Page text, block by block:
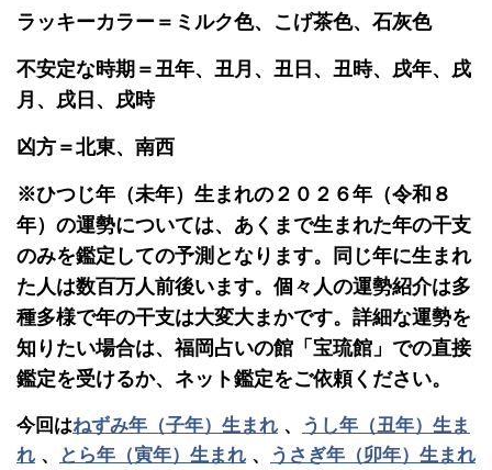
ラッキーカラー＝ミルク色、こげ茶色、石灰色
不安定な時期＝丑年、丑月、丑日、丑時、戌年、戌
月、戌日、戌時
凶方＝北東、南西
※ひつじ年（未年）生まれの２０２６年（令和８
年）の運勢については、あくまで生まれた年の干支
のみを鑑定しての予測となります。同じ年に生まれ
た人は数百万人前後います。個々人の運勢紹介は多
種多様で年の干支は大変大まかです。詳細な運勢を
知りたい場合は、福岡占いの館「宝琉館」での直接
鑑定を受けるか、ネット鑑定をご依頼ください。
今回はねずみ年（子年）生まれ 、
うし年（丑年）生ま
れ 、 とら年（寅年）生まれ 、
うさぎ年（卯年）生まれ